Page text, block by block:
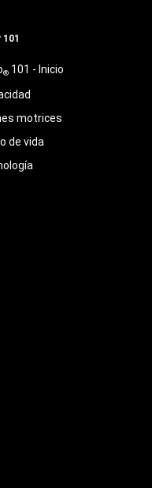
101
®101 - Inicio
motrices
de vida